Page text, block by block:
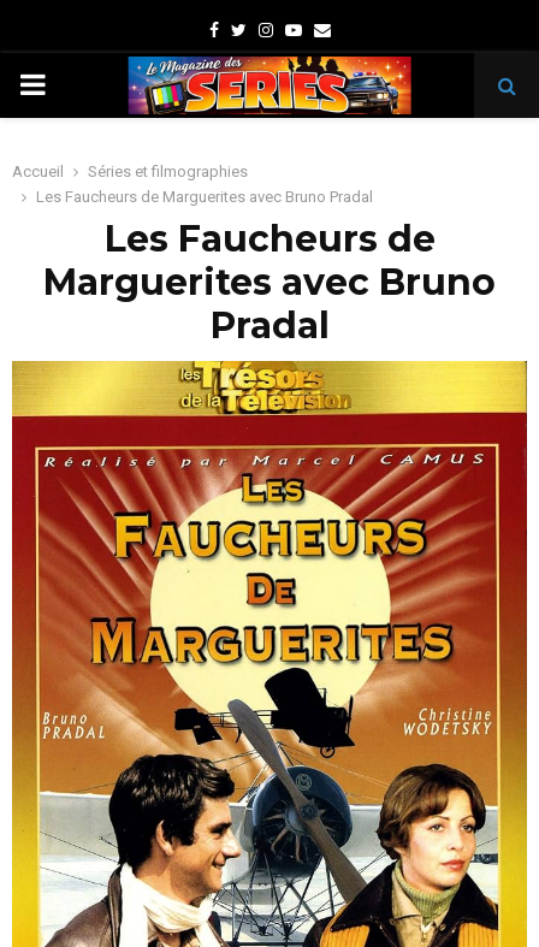
Facebook
TwitterInstagram
Youtube
Email
PRIMARY
Accueil
Séries et filmographies
Les Faucheurs de Marguerites avec Bruno Pradal
Les Faucheurs de
Marguerites avec Bruno
Pradal